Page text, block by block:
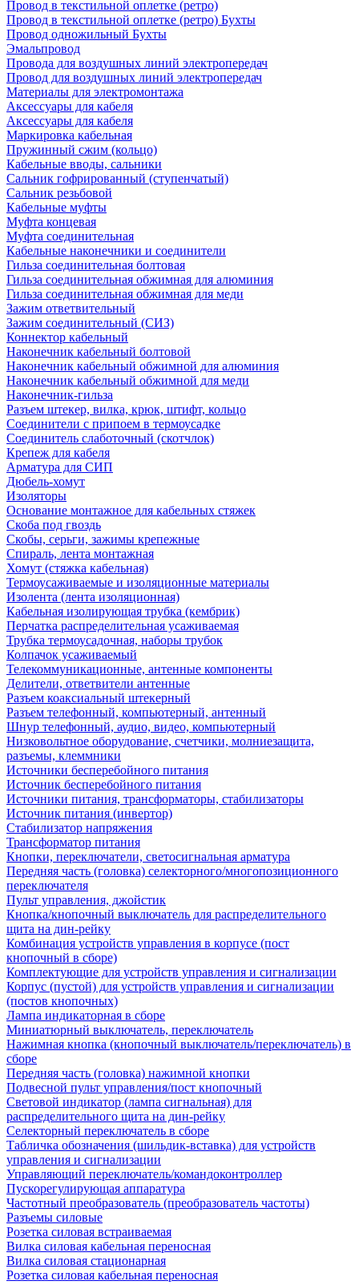
Провод в текстильной оплетке (ретро)
Провод в текстильной оплетке (ретро) Бухты
Провод одножильный Бухты
Эмальпровод
Провода для воздушных линий электропередач
Провод для воздушных линий электропередач
Материалы для электромонтажа
Аксессуары для кабеля
Аксессуары для кабеля
Маркировка кабельная
Пружинный сжим (кольцо)
Кабельные вводы, сальники
Сальник гофрированный (ступенчатый)
Сальник резьбовой
Кабельные муфты
Муфта концевая
Муфта соединительная
Кабельные наконечники и соединители
Гильза соединительная болтовая
Гильза соединительная обжимная для алюминия
Гильза соединительная обжимная для меди
Зажим ответвительный
Зажим соединительный (СИЗ)
Коннектор кабельный
Наконечник кабельный болтовой
Наконечник кабельный обжимной для алюминия
Наконечник кабельный обжимной для меди
Наконечник-гильза
Разъем штекер, вилка, крюк, штифт, кольцо
Соединители с припоем в термоусадке
Соединитель слаботочный (скотчлок)
Крепеж для кабеля
Арматура для СИП
Дюбель-хомут
Изоляторы
Основание монтажное для кабельных стяжек
Скоба под гвоздь
Скобы, серьги, зажимы крепежные
Спираль, лента монтажная
Хомут (стяжка кабельная)
Термоусаживаемые и изоляционные материалы
Изолента (лента изоляционная)
Кабельная изолирующая трубка (кембрик)
Перчатка распределительная усаживаемая
Трубка термоусадочная, наборы трубок
Колпачок усаживаемый
Телекоммуникационные, антенные компоненты
Делители, ответвители антенные
Разъем коаксиальный штекерный
Разъем телефонный, компьютерный, антенный
Шнур телефонный, аудио, видео, компьютерный
Низковольтное оборудование, счетчики, молниезащита,
разъемы, клеммники
Источники бесперебойного питания
Источник бесперебойного питания
Источники питания, трансформаторы, стабилизаторы
Источник питания (инвертор)
Стабилизатор напряжения
Трансформатор питания
Кнопки, переключатели, светосигнальная арматура
Передняя часть (головка) селекторного/многопозиционного
переключателя
Пульт управления, джойстик
Кнопка/кнопочный выключатель для распределительного
щита на дин-рейку
Комбинация устройств управления в корпусе (пост
кнопочный в сборе)
Комплектующие для устройств управления и сигнализации
Корпус (пустой) для устройств управления и сигнализации
(постов кнопочных)
Лампа индикаторная в сборе
Миниатюрный выключатель, переключатель
Нажимная кнопка (кнопочный выключатель/переключатель) в
сборе
Передняя часть (головка) нажимной кнопки
Подвесной пульт управления/пост кнопочный
Световой индикатор (лампа сигнальная) для
распределительного щита на дин-рейку
Селекторный переключатель в сборе
Табличка обозначения (шильдик-вставка) для устройств
управления и сигнализации
Управляющий переключатель/командоконтроллер
Пускорегулирующая аппаратура
Частотный преобразователь (преобразователь частоты)
Разъемы силовые
Розетка силовая встраиваемая
Вилка силовая кабельная переносная
Вилка силовая стационарная
Розетка силовая кабельная переносная